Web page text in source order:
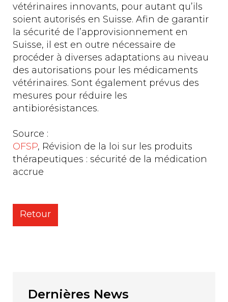
vétérinaires innovants, pour autant qu’ils
soient autorisés en Suisse. Afin de garantir
la sécurité de l’approvisionnement en
Suisse, il est en outre nécessaire de
procéder à diverses adaptations au niveau
des autorisations pour les médicaments
vétérinaires. Sont également prévus des
mesures pour réduire les
antibiorésistances.
Source :
OFSP, Révision de la loi sur les produits
thérapeutiques : sécurité de la médication
accrue
Retour
Dernières News